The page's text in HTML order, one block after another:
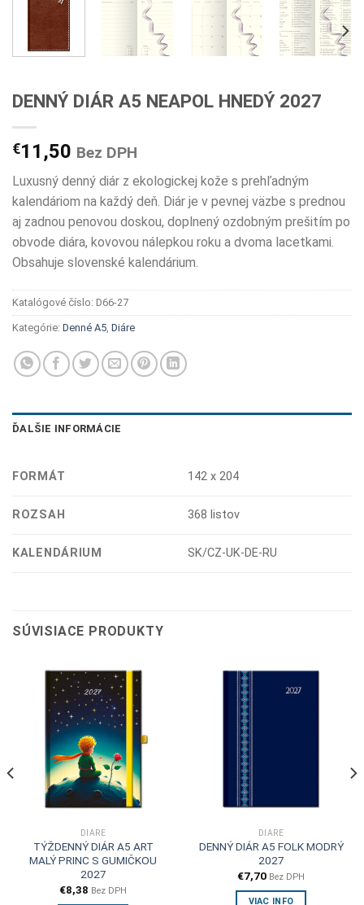
DENNÝ DIÁR A5 NEAPOL HNEDÝ 2027
€11,50 Bez DPH
Luxusný denný diár z ekologickej kože s prehľadným
kalendáriom na každý deň. Diár je v pevnej väzbe s prednou
aj zadnou penovou doskou, doplnený ozdobným prešitím po
obvode diára, kovovou nálepkou roku a dvoma lacetkami.
Obsahuje slovenské kalendárium.
Katalógové číslo: D66-27
Kategórie: Denné A5 Diáre
ĎALŠIE INFORMÁCIE
FORMÁT 142 x 204
ROZSAH 368 listov
KALENDÁRIUM SK/CZ-UK-DE-RU
SÚVISIACE PRODUKTY
DIÁRE
TÝŽDENNÝ DIÁR A5 ART
MALÝ PRINC S GUMIČKOU
2027
€8,38 Bez DPH
DIÁRE
DENNÝ DIÁR A5 FOLK MODRÝ
2027
€7,70 Bez DPH
VIAC INFO